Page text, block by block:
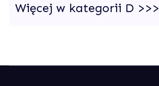
Więcej w kategorii D >>>